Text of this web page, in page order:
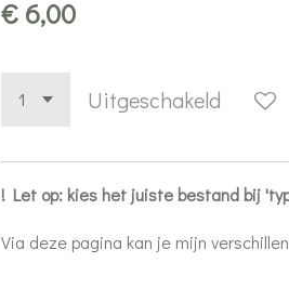
€ 6,00
Uitgeschakeld
! Let op: kies het juiste bestand bij
Via deze pagina kan je mijn